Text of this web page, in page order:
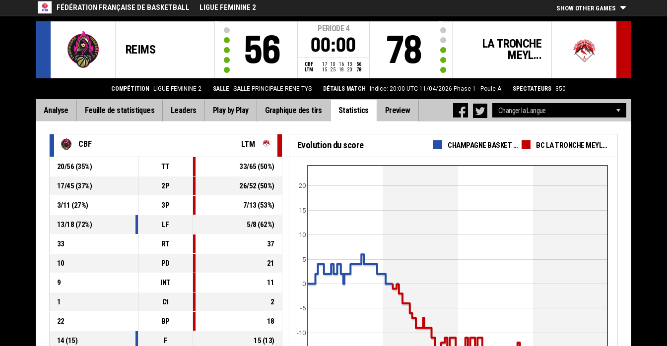
FÉDÉRATION FRANÇAISE DE BASKETBALL LIGUE FEMININE 2 SHOW OTHER GAMES
REIMS 56
PERIODE 4
00:00
CBF 17 10 16 13
56
LTM
15 25 18 20 78
LA TRONCHE
MEYL...
78
COMPÉTITION LIGUE FEMININE 2 SALLE SALLE PRINCIPALE RENE TYS DÉTAILS MATCH Indice: 20:00 UTC 11/04/2026 Phase 1 - Poule A SPECTATEURS 350
Analyse Feuille de statistiques Leaders Play by Play Graphique des tirs Statistics Preview
CBF LTM
20/56 (35%) TT 33/65 (50%)
17/45 (37%) 2P 26/52 (50%)
3/11 (27%) 3P 7/13 (53%)
13/18 (72%) LF 5/8 (62%)
33 RT 37
10 PD 21
9 INT 11
1 Ct 2
22 BP 18
14 (15) F 15 (13)
Evolution du score CHAMPAGNE BASKET FÉMININ BC LA TRONCHE MEYLAN
0
5
10
15
20
-10
-5